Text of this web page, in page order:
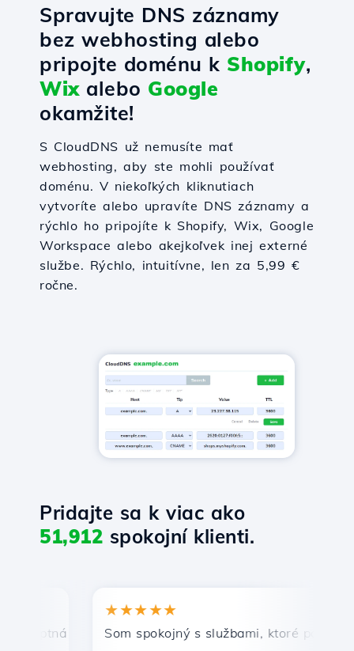
Spravujte DNS záznamy
bez webhosting alebo
pripojte doménu k Shopify,
Wixalebo Google
okamžite!
S CloudDNS už nemusíte mať
webhosting, aby ste mohli používať
doménu. V niekoľkých kliknutiach
vytvoríte alebo upravíte DNS záznamy a
rýchlo ho pripojíte k Shopify, Wix, Google
Workspace alebo akejkoľvek inej externé
službe. Rýchlo, intuitívne, len za 5,99 €
ročne.
Pridajte sa k viac ako
51,912 spokojní klienti.
a efektívna technická podpora.
★★★★★
Som spokojný s službami, ktoré ponúka